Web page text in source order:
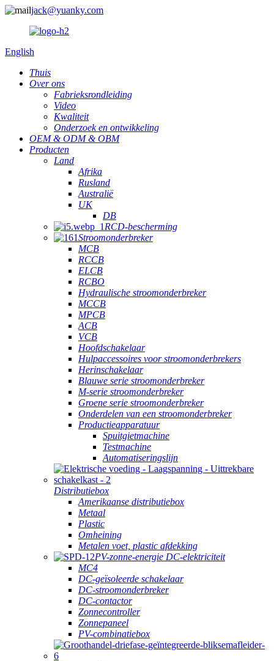
jack@yuanky.com
English
Thuis
Over ons
Fabrieksrondleiding
Video
Kwaliteit
Onderzoek en ontwikkeling
OEM & ODM & OBM
Producten
Land
Afrika
Rusland
Australië
UK
DB
RCD-bescherming
Stroomonderbreker
MCB
RCCB
ELCB
RCBO
Hydraulische stroomonderbreker
MCCB
MPCB
ACB
VCB
Hoofdschakelaar
Hulpaccessoires voor stroomonderbrekers
Herinschakelaar
Blauwe serie stroomonderbreker
M-serie stroomonderbreker
Groene serie stroomonderbreker
Onderdelen van een stroomonderbreker
Productieapparatuur
Spuitgietmachine
Testmachine
Automatiseringslijn
Distributiebox
Amerikaanse distributiebox
Metaal
Plastic
Omheining
Metalen voet, plastic afdekking
PV-zonne-energie DC-elektriciteit
MC4
DC-geïsoleerde schakelaar
DC-stroomonderbreker
DC-contactor
Zonnecontroller
Zonnepaneel
PV-combinatiebox